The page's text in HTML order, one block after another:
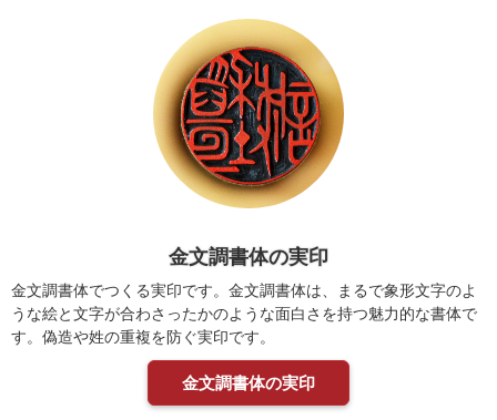
金文調書体の実印
金文調書体でつくる実印です。金文調書体は、まるで象形文字のよ
うな絵と文字が合わさったかのような面白さを持つ魅力的な書体で
す。偽造や姓の重複を防ぐ実印です。
金文調書体の実印